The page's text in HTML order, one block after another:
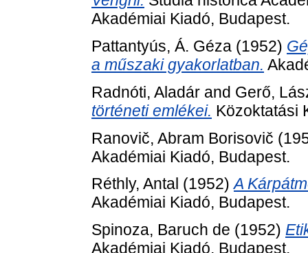
Akadémiai Kiadó, Budapest.
Pattantyús, Á. Géza (1952)
a műszaki gyakorlatban.
Radnóti, Aladár and Gerő,
történeti emlékei. Közoktatási
Ranovič, Abram Borisovič
Akadémiai Kiadó, Budapest.
Réthly, Antal (1952)A
Akadémiai Kiadó, Budapest.
Spinoza, Baruch de (1952)
Akadémiai Kiadó, Budapest.